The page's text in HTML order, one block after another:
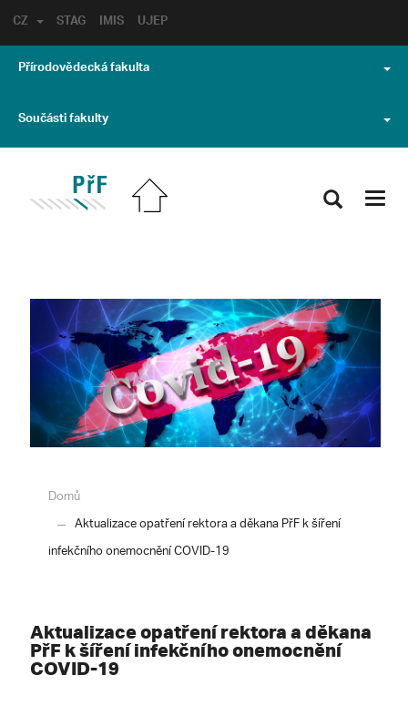
STAG IMIS UJEP
CZ
Přírodovědecká fakulta
Součásti fakulty
Domů
Aktualizace opatření rektora a děkana PřF k šíření
infekčního onemocnění COVID-19
Aktualizace opatření rektora a děkana
PřF k šíření infekčního onemocnění
COVID-19